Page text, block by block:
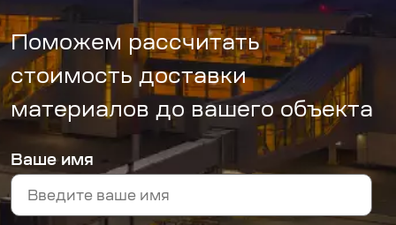
Поможем рассчитать
стоимость доставки
материалов до вашего объекта
Ваше имя